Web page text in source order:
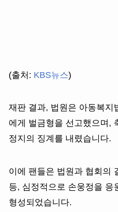
(출처: KBS뉴스)
재판 결과, 법원은 아동복지
에게 벌금형을 선고했으며,
정지의 징계를 내렸습니다.
이에 팬들은 법원과 협회의
등, 심정적으로 손웅정을 응
형성되었습니다.